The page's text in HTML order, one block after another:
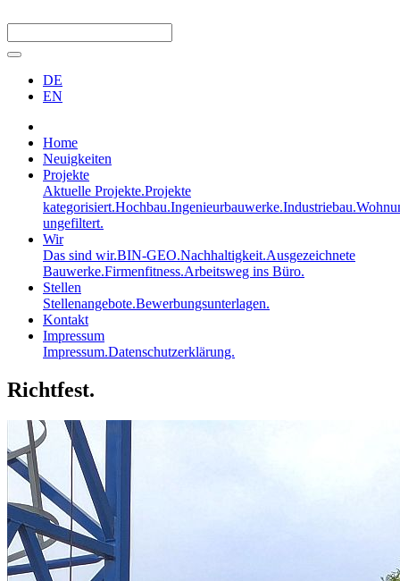
DE
EN
Home
Neuigkeiten
Projekte
Aktuelle Projekte.Projekte
kategorisiert.Hochbau.Ingenieurbauwerke.Industriebau.
ungefiltert.
Wir
Das sind wir.BIN-GEO.Nachhaltigkeit.Ausgezeichnete
Bauwerke.Firmenfitness.Arbeitsweg ins Büro.
Stellen
Stellenangebote.Bewerbungsunterlagen.
Kontakt
Impressum
Impressum.Datenschutzerklärung.
Richtfest.